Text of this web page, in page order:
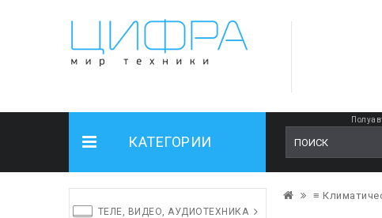
КАТЕГОРИИ
ТЕЛЕ, ВИДЕО, АУДИОТЕХНИКА
≡